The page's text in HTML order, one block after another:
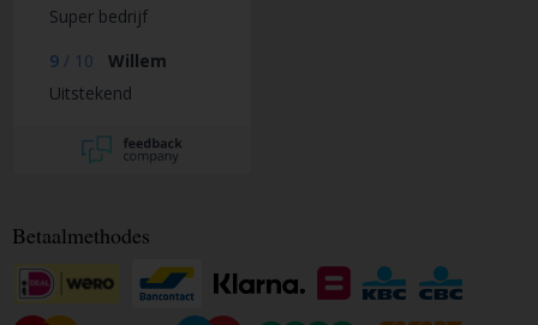
Super bedrijf
9 / 10
Willem
Uitstekend
Betaalmethodes